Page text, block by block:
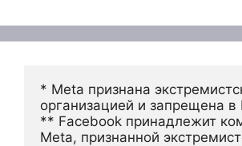
* Meta признана
организацией и запрещена
** Facebook принадлежит
Meta, признанной